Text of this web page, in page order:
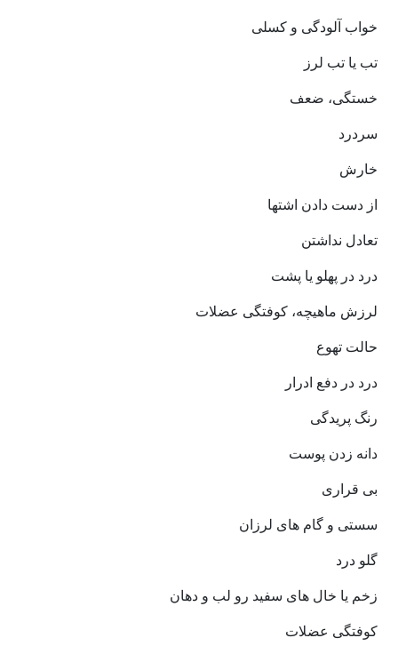
خواب آلودگی و کسلی
تب یا تب لرز
خستگی، ضعف
سردرد
خارش
از دست دادن اشتها
تعادل نداشتن
درد در پهلو یا پشت
لرزش ماهیچه، کوفتگی عضلات
حالت تهوع
درد در دفع ادرار
رنگ پریدگی
دانه زدن پوست
بی قراری
سستی و گام های لرزان
گلو درد
زخم یا خال های سفید رو لب و دهان
کوفتگی عضلات